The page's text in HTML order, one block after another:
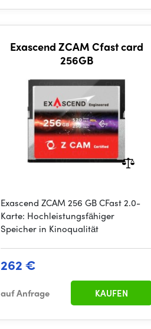
Exascend ZCAM Cfast card
256GB
Exascend ZCAM 256 GB CFast 2.0-
Karte: Hochleistungsfähiger
Speicher in Kinoqualität
262 €
auf Anfrage KAUFEN